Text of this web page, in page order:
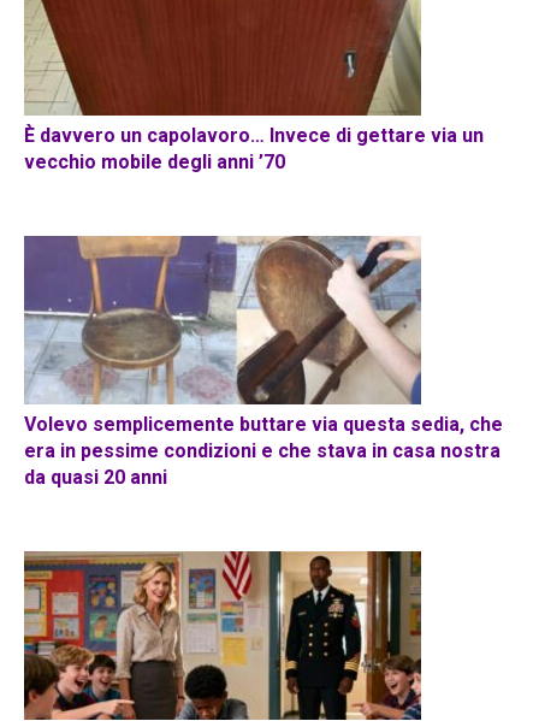
È davvero un capolavoro… Invece di gettare via un
vecchio mobile degli anni ’70
Volevo semplicemente buttare via questa sedia, che
era in pessime condizioni e che stava in casa nostra
da quasi 20 anni